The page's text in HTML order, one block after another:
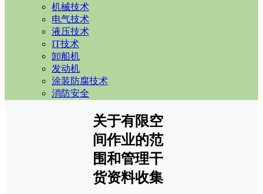
机械技术
电气技术
液压技术
IT技术
卸船机
发动机
涂装防腐技术
消防安全
关于有限空
间作业的范
围和管理干
货资料收集